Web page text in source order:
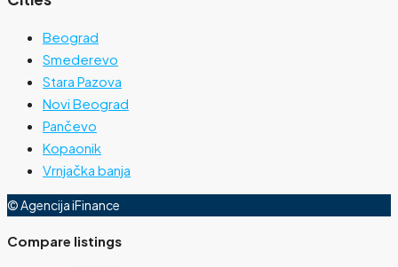
Beograd
Smederevo
Stara Pazova
Novi Beograd
Pančevo
Kopaonik
Vrnjačka banja
© Agencija iFinance
Compare listings